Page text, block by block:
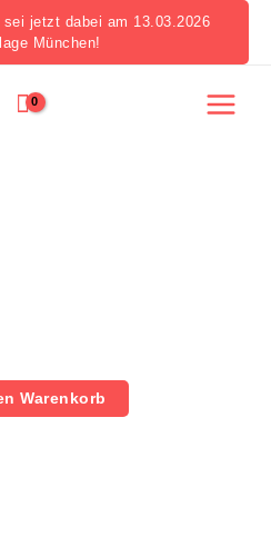
jetzt dabei am 13.03.2026
München!
Warenkorb